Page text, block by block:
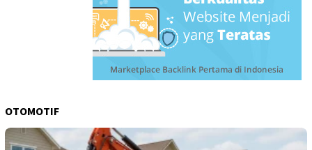
OTOMOTIF